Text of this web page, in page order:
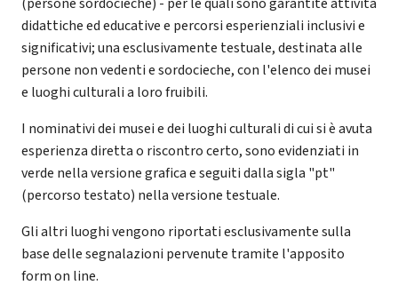
didattiche ed educative e percorsi esperienziali inclusivi e
significativi; una esclusivamente testuale, destinata alle
persone non vedenti e sordocieche, con l'elenco dei musei
e luoghi culturali a loro fruibili.
I nominativi dei musei e dei luoghi culturali di cui si è avuta
esperienza diretta o riscontro certo, sono evidenziati in
verde nella versione grafica e seguiti dalla sigla "pt"
(percorso testato) nella versione testuale.
Gli altri luoghi vengono riportati esclusivamente sulla
base delle segnalazioni pervenute tramite l'apposito
form on line.